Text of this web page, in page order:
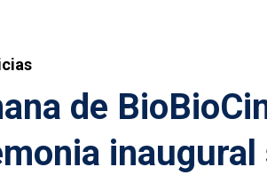
de
inaugural